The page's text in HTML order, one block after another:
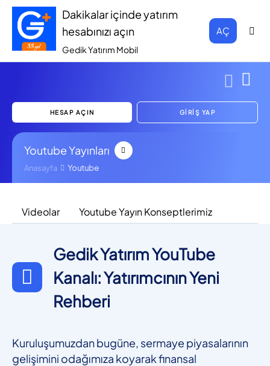
Dakikalar içinde yatırım
hesabınızı açın
Gedik Yatırım Mobil
AÇ
HESAP AÇIN GİRİŞ YAP
Youtube Yayınları
Anasayfa Youtube
Videolar Youtube Yayın Konseptlerimiz
Gedik Yatırım YouTube
Kanalı: Yatırımcının Yeni
Rehberi
Kuruluşumuzdan bugüne, sermaye piyasalarının
gelişimini odağımıza koyarak finansal